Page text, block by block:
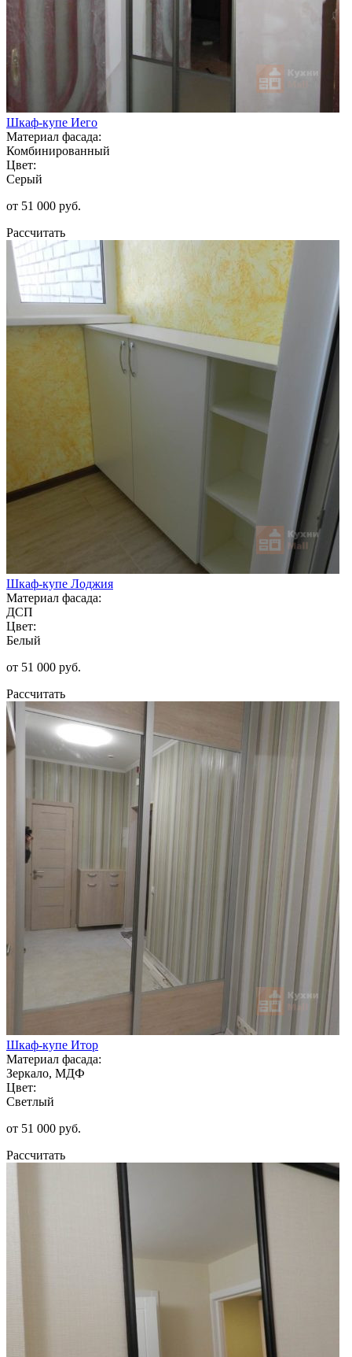
Шкаф-купе Иего
Материал фасада:
Комбинированный
Цвет:
Серый
от 51 000 руб.
Рассчитать
Шкаф-купе Лоджия
Материал фасада:
ДСП
Цвет:
Белый
от 51 000 руб.
Рассчитать
Шкаф-купе Итор
Материал фасада:
Зеркало, МДФ
Цвет:
Светлый
от 51 000 руб.
Рассчитать